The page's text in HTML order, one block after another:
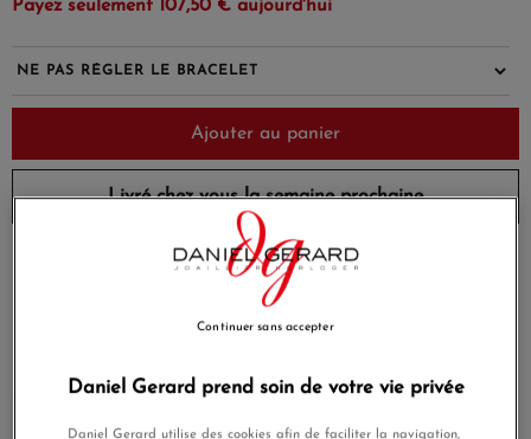
Payez seulement 107,50 € aujourd'hui
Ajouter au panier
Livré chez vous la semaine prochaine
Livraison gratuite
Payez en 4x ou 10x
Daniel Gerard prend soin de votre vie privée
Daniel Gerard utilise des cookies afin de faciliter la navigation,
Continuer sans accepter